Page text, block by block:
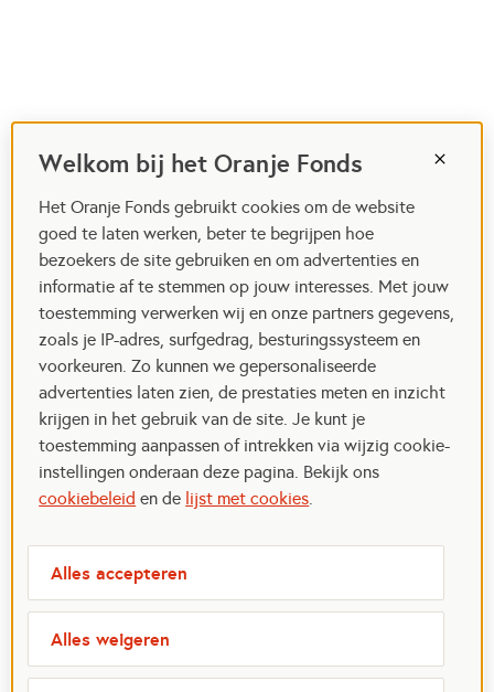
Welkom bij het Oranje Fonds
Het Oranje Fonds gebruikt cookies om de website
goed te laten werken, beter te begrijpen hoe
bezoekers de site gebruiken en om advertenties en
informatie af te stemmen op jouw interesses. Met jouw
toestemming verwerken wij en onze partners gegevens,
zoals je IP-adres, surfgedrag, besturingssysteem en
voorkeuren. Zo kunnen we gepersonaliseerde
advertenties laten zien, de prestaties meten en inzicht
krijgen in het gebruik van de site. Je kunt je
toestemming aanpassen of intrekken via wijzig cookie-
instellingen onderaan deze pagina. Bekijk ons
cookiebeleid en de lijst met cookies.
Alles accepteren
Alles weigeren